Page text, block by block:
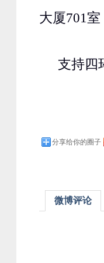
大厦701室
支持四
分享给你的圈子
微博评论